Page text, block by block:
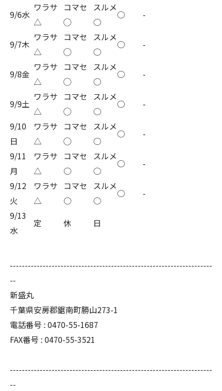
9/6水
ワラサ
△
コマセ
◯
スルメ
○
○ -
9/7木
ワラサ
△
コマセ
◯
スルメ
○
○ -
9/8金
ワラサ
△
コマセ
◯
スルメ
○
○ -
9/9土
ワラサ
△
コマセ
◯
スルメ
○
○
-
9/10
日
ワラサ
△
コマセ
◯
スルメ
○
○
-
9/11
月
ワラサ
△
コマセ
○
スルメ
○
○
-
9/12
火
ワラサ
△
コマセ
○
スルメ
○
○
-
9/13
水
定 休 日
--------------------------------------------------------------------
--
新盛丸
千葉県安房郡鋸南町勝山273-1
電話番号 : 0470-55-1687
FAX番号 : 0470-55-3521
--------------------------------------------------------------------
--